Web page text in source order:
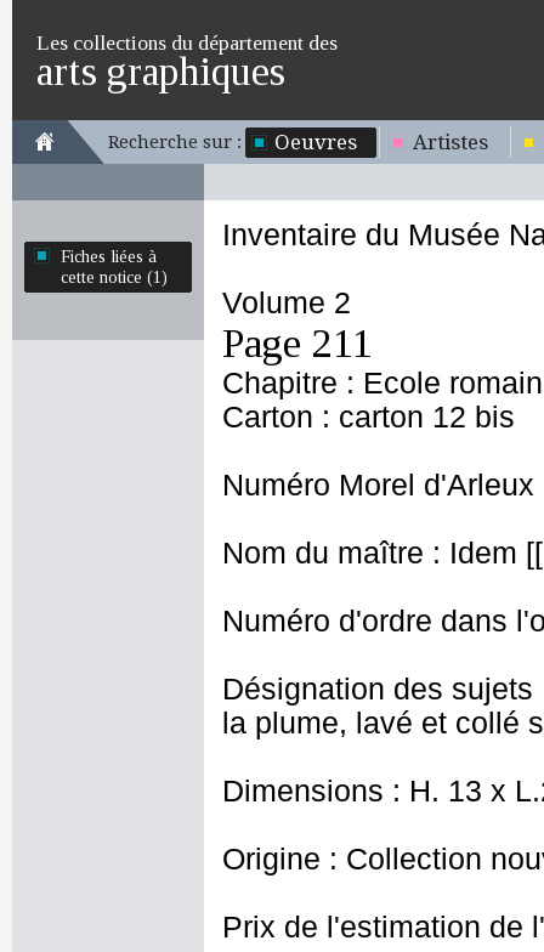
Les collections du département des
arts graphiques
Recherche sur : Oeuvres Artistes
Fiches liées à
cette notice (1)
Inventaire du Musée
Volume 2
Page 211
Chapitre : Ecole
Carton : carton 12 bis
Numéro Morel d'Arleux
Nom du maître : Idem
Numéro d'ordre dans
Désignation des
la plume, lavé et collé
Dimensions : H. 13 x
Origine : Collection
Prix de l'estimation de